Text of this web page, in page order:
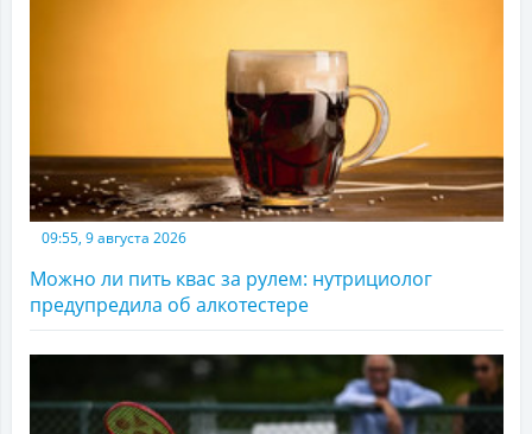
09:55, 9 августа 2026
Можно ли пить квас за рулем: нутрициолог
предупредила об алкотестере